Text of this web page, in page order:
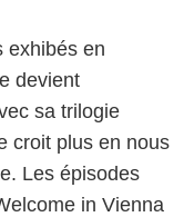
exhibés en
devient
sa trilogie
croit plus en nous
Les épisodes
in Vienna